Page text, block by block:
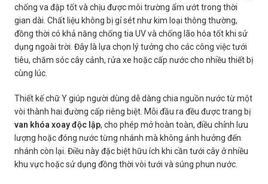
chống va đập tốt và chịu được môi trường ẩm ướt trong thời
gian dài. Chất liệu không bị gỉ sét như kim loại thông thường,
đồng thời có khả năng chống tia UV và chống lão hóa tốt khi sử
dụng ngoài trời. Đây là lựa chọn lý tưởng cho các công việc tưới
tiêu, chăm sóc cây cảnh, rửa xe hoặc cấp nước cho nhiều thiết bị
cùng lúc.
Thiết kế chữ Y giúp người dùng dễ dàng chia nguồn nước từ một
vòi thành hai đường cấp riêng biệt. Mỗi đầu ra đều được trang bị
van khóa xoay độc lập, cho phép mở hoàn toàn, điều chỉnh lưu
lượng hoặc đóng nước từng nhánh mà không ảnh hưởng đến
nhánh còn lại. Điều này đặc biệt hữu ích khi cần tưới cây ở nhiều
khu vực hoặc sử dụng đồng thời vòi tưới và súng phun nước.